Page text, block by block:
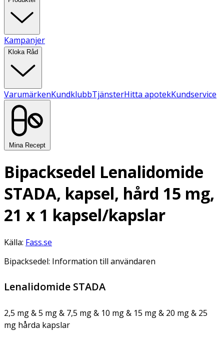
Kampanjer
Kloka Råd
VarumärkenKundklubbTjänsterHitta apotekKundservice
Mina Recept
Bipacksedel Lenalidomide
STADA, kapsel, hård 15 mg,
21 x 1 kapsel/kapslar
Källa: Fass.se
Bipacksedel: Information till användaren
Lenalidomide STADA
2,5 mg & 5 mg & 7,5 mg & 10 mg & 15 mg & 20 mg & 25
mg hårda kapslar